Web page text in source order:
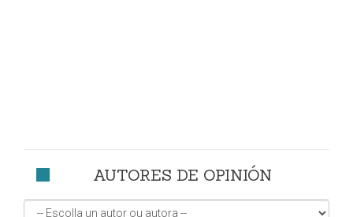
AUTORES DE OPINIÓN